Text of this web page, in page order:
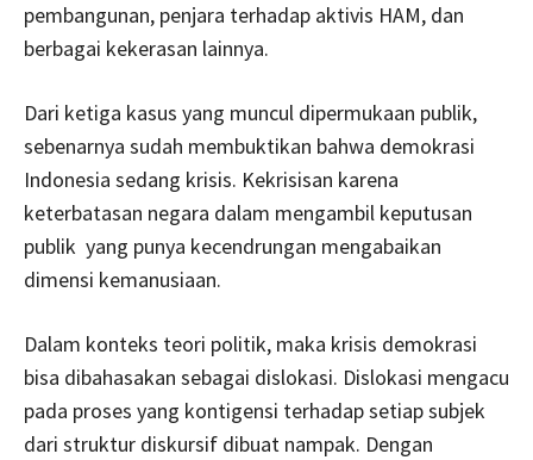
pembangunan, penjara terhadap aktivis HAM, dan
berbagai kekerasan lainnya.
Dari ketiga kasus yang muncul dipermukaan publik,
sebenarnya sudah membuktikan bahwa demokrasi
Indonesia sedang krisis. Kekrisisan karena
keterbatasan negara dalam mengambil keputusan
publik yang punya kecendrungan mengabaikan
dimensi kemanusiaan.
Dalam konteks teori politik, maka krisis demokrasi
bisa dibahasakan sebagai dislokasi. Dislokasi mengacu
pada proses yang kontigensi terhadap setiap subjek
dari struktur diskursif dibuat nampak. Dengan